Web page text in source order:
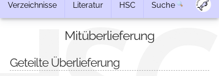
Verzeichnisse Literatur HSC Suche
Mitüberlieferung
Geteilte Überlieferung